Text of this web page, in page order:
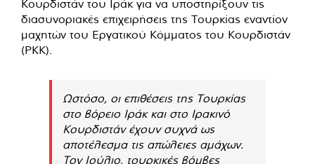
Κουρδιστάν του Ιράκ για να υποστηρίξουν τις
διασυνοριακές επιχειρήσεις της Τουρκίας εναντίον
μαχητών του Εργατικού Κόμματος του Κουρδιστάν
(PKK).
Ωστόσο, οι επιθέσεις της Τουρκίας
στο βόρειο Ιράκ και στο Ιρακινό
Κουρδιστάν έχουν συχνά ως
αποτέλεσμα τις απώλειες αμάχων.
Τον Ιούλιο, τουρκικές βόμβες